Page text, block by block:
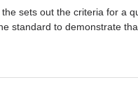
sets out the criteria for a
standard to demonstrate